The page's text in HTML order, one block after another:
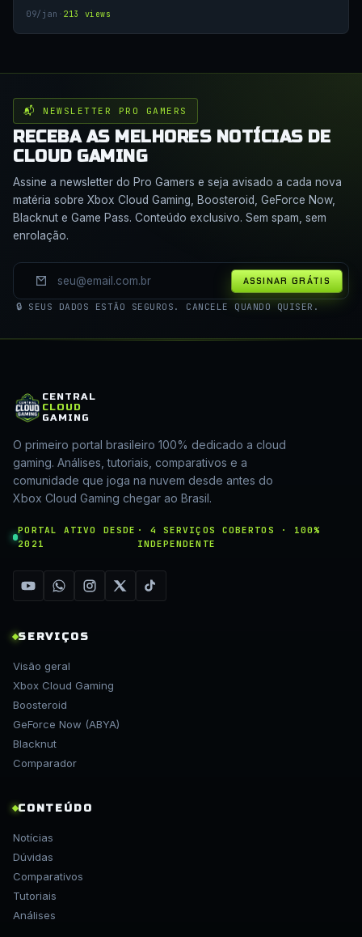
09/jan · 213 views
📬 NEWSLETTER PRO GAMERS
RECEBA AS MELHORES NOTÍCIAS DE
CLOUD GAMING
Assine a newsletter do Pro Gamers e seja avisado a cada nova
matéria sobre Xbox Cloud Gaming, Boosteroid, GeForce Now,
Blacknut e Game Pass. Conteúdo exclusivo. Sem spam, sem
enrolação.
ASSINAR GRÁTIS
🔒 SEUS DADOS ESTÃO SEGUROS. CANCELE QUANDO QUISER.
CENTRAL
CLOUD
GAMING
O primeiro portal brasileiro 100% dedicado a cloud
gaming. Análises, tutoriais, comparativos e a
comunidade que joga na nuvem desde antes do
Xbox Cloud Gaming chegar ao Brasil.
PORTAL ATIVO DESDE
2021
· 4 SERVIÇOS COBERTOS · 100%
INDEPENDENTE
SERVIÇOS
Visão geral
Xbox Cloud Gaming
Boosteroid
GeForce Now (ABYA)
Blacknut
Comparador
CONTEÚDO
Notícias
Dúvidas
Comparativos
Tutoriais
Análises